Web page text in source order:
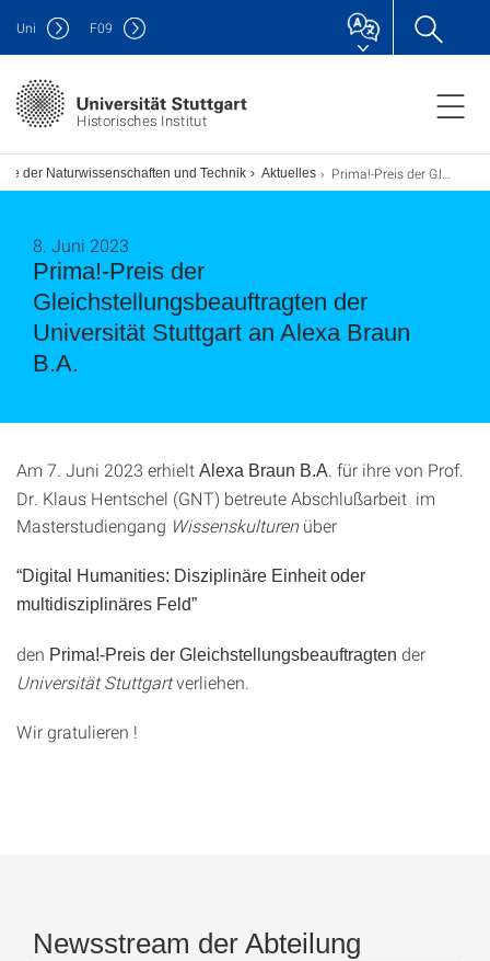
Historisches Institut
Uni F09
der Naturwissenschaften und Technik Aktuelles Prima!-Preis der Gleichstellungsbeauftragten der Universität Stuttgart an Alexa Braun B.A.
Prima!-Preis der
Gleichstellungsbeauftragten der
Universität Stuttgart an Alexa Braun
B.A.
8. Juni 2023
Am 7. Juni 2023 erhielt Alexa Braun B.A . für ihre von Prof.
Dr. Klaus Hentschel (GNT) betreute Abschlußarbeit im
Masterstudiengang Wissenskulturen über
“Digital Humanities: Disziplinäre Einheit oder
multidisziplinäres Feld”
den Prima!-Preis der Gleichstellungsbeauftragten der
Universität Stuttgartverliehen.
Wir gratulieren !
Newsstream der Abteilung